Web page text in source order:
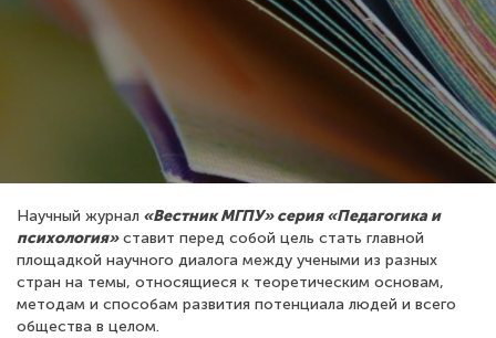
Научный журнал «Вестник МГПУ» серия «Педагогика и
психология»ставит перед собой цель стать главной
площадкой научного диалога между учеными из разных
стран на темы, относящиеся к теоретическим основам,
методам и способам развития потенциала людей и всего
общества в целом.